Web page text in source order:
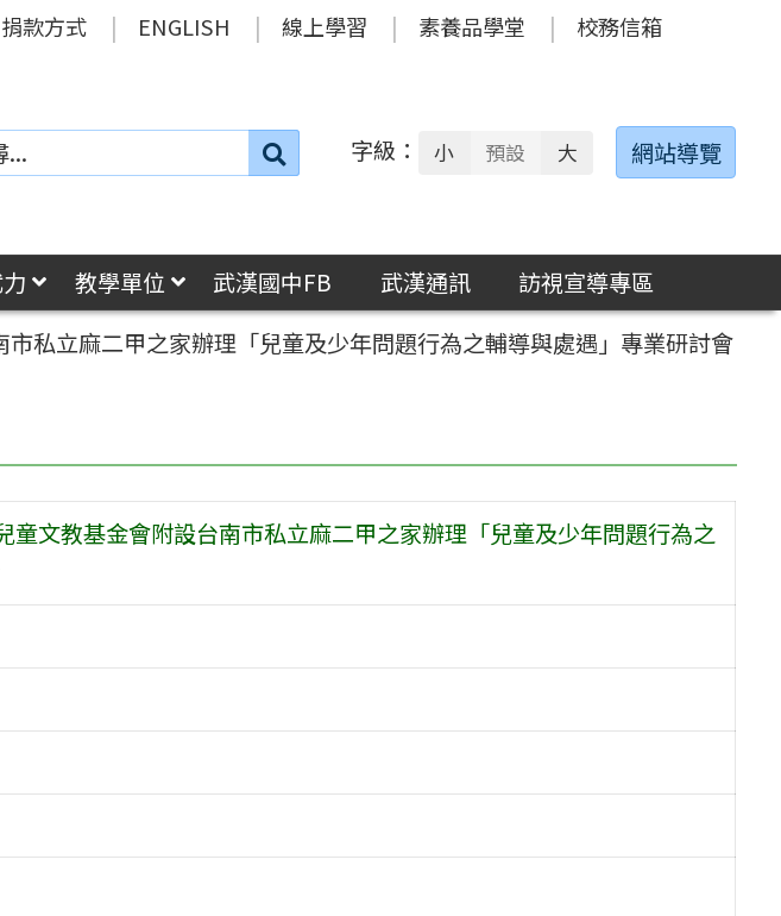
捐款方式 ENGLISH 線上學習 素養品學堂 校務信箱
搜
字級： 小 預設 大 網站導覽
教學單位 武漢國中FB 武漢通訊
訪視宣導專區
私立麻二甲之家辦理「兒童及少年問題行為之輔導與處遇」專業研討會
童文教基金會附設台南市私立麻二甲之家辦理「兒童及少年問題行為之